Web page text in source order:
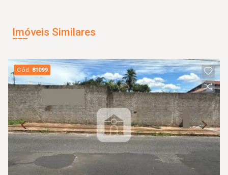
Imóveis Similares
Cód. 81099